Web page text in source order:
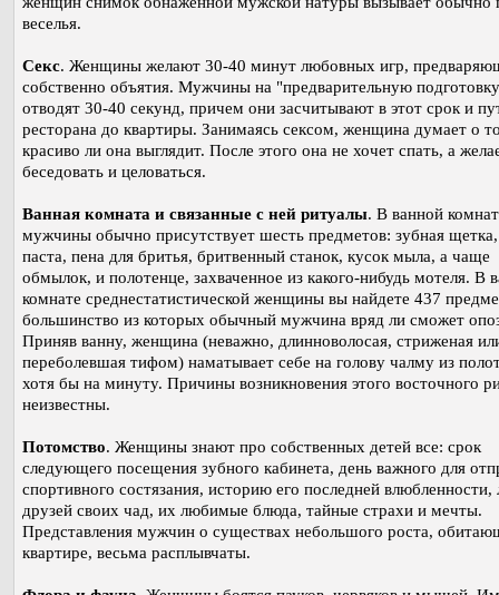
веселья.
Секс. Женщины желают 30-40 минут любовных игр,
собственно объятия. Мужчины на "предварительную
отводят 30-40 секунд, причем они засчитывают в этот срок и
ресторана до квартиры. Занимаясь сексом, женщина думает о
красиво ли она выглядит. После этого она не хочет спать, а
беседовать и целоваться.
Ванная комната и связанные с ней ритуалы. В ванной
мужчины обычно присутствует шесть предметов: зубная щетка,
паста, пена для бритья, бритвенный станок, кусок мыла, а чаще
обмылок, и полотенце, захваченное из какого-нибудь мотеля. В
комнате среднестатистической женщины вы найдете 437
большинство из которых обычный мужчина вряд ли сможет
Приняв ванну, женщина (неважно, длинноволосая, стриженая
переболевшая тифом) наматывает себе на голову чалму из
хотя бы на минуту. Причины возникновения этого восточного
неизвестны.
Потомство. Женщины знают про собственных детей все: срок
следующего посещения зубного кабинета, день важного для
спортивного состязания, историю его последней
друзей своих чад, их любимые блюда, тайные страхи и мечты.
Представления мужчин о существах небольшого роста,
квартире, весьма расплывчаты.